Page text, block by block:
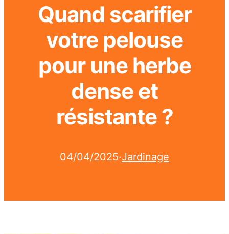
Quand scarifier
votre pelouse
pour une herbe
dense et
résistante ?
04/04/2025·Jardinage